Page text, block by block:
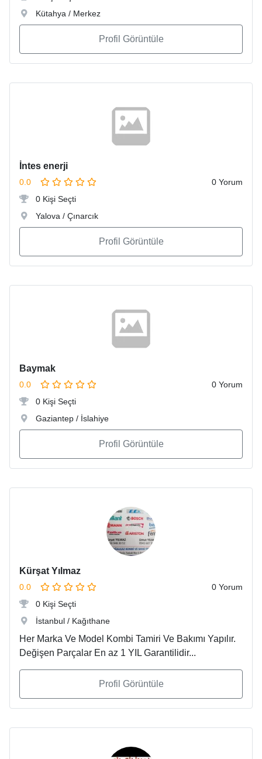
Kütahya / Merkez
Profil Görüntüle
İntes enerji
0.0
0 Yorum
0 Kişi Seçti
Yalova / Çınarcık
Profil Görüntüle
Baymak
0.0
0 Yorum
0 Kişi Seçti
Gaziantep / İslahiye
Profil Görüntüle
Kürşat Yılmaz
0.0
0 Yorum
0 Kişi Seçti
İstanbul / Kağıthane
Her Marka Ve Model Kombi Tamiri Ve Bakımı Yapılır.
Değişen Parçalar En az 1 YIL Garantilidir...
Profil Görüntüle